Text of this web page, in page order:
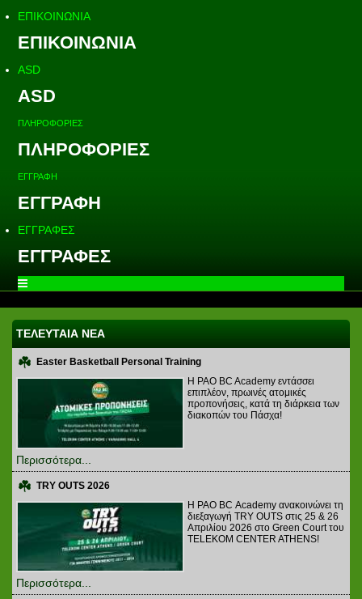
ΕΠΙΚΟΙΝΩΝΙΑ
ΕΠΙΚΟΙΝΩΝΙΑ
ASD
ASD
ΠΛΗΡΟΦΟΡΙΕΣ
ΠΛΗΡΟΦΟΡΙΕΣ
ΕΓΓΡΑΦΗ
ΕΓΓΡΑΦΗ
ΕΓΓΡΑΦΕΣ
ΕΓΓΡΑΦΕΣ
ΤΕΛΕΥΤΑΙΑ ΝΕΑ
Easter Basketball Personal Training
Η PAO BC Academy εντάσσει
επιπλέον, πρωινές ατομικές
προπονήσεις, κατά τη διάρκεια των
διακοπών του Πάσχα!
Περισσότερα...
TRY OUTS 2026
H PAO BC Academy ανακοινώνει τη
διεξαγωγή TRY OUTS στις 25 & 26
Απριλίου 2026 στο Green Court του
TELEKOM CENTER ATHENS!
Περισσότερα...